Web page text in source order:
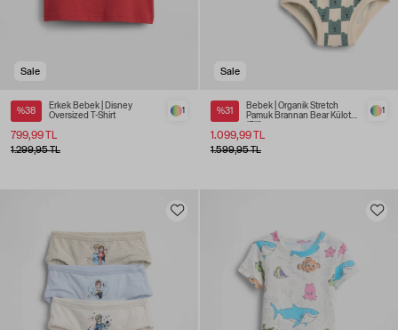
Sale
%38
Erkek Bebek | Disney
Oversized T-Shirt
799,99 TL
1
1.299,95 TL
Sale
%31
Bebek | Organik Stretch
Pamuk Brannan Bear Külot
(5'li)
1.099,99 TL
1
1.599,95 TL